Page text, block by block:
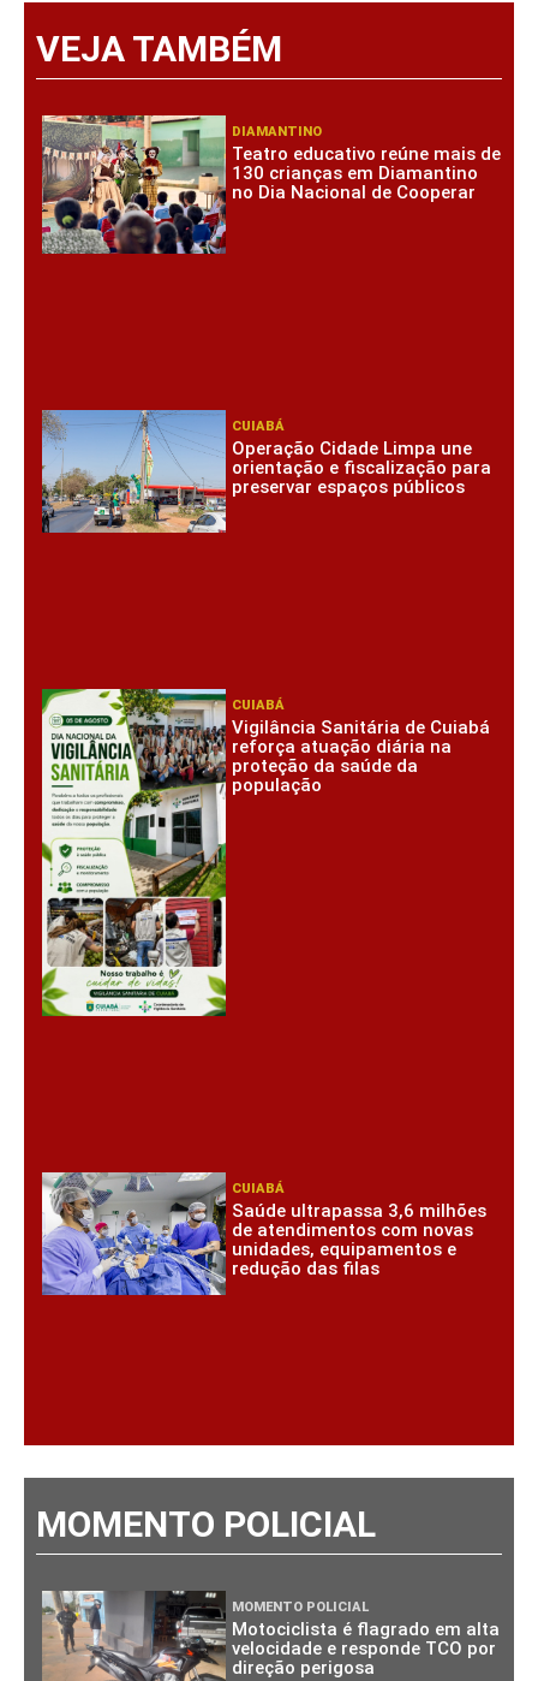
VEJA TAMBÉM
DIAMANTINO
Teatro educativo reúne mais de
130 crianças em Diamantino
no Dia Nacional de Cooperar
CUIABÁ
Operação Cidade Limpa une
orientação e fiscalização para
preservar espaços públicos
CUIABÁ
Vigilância Sanitária de Cuiabá
reforça atuação diária na
proteção da saúde da
população
CUIABÁ
Saúde ultrapassa 3,6 milhões
de atendimentos com novas
unidades, equipamentos e
redução das filas
MOMENTO POLICIAL
MOMENTO POLICIAL
Motociclista é flagrado em alta
velocidade e responde TCO por
direção perigosa